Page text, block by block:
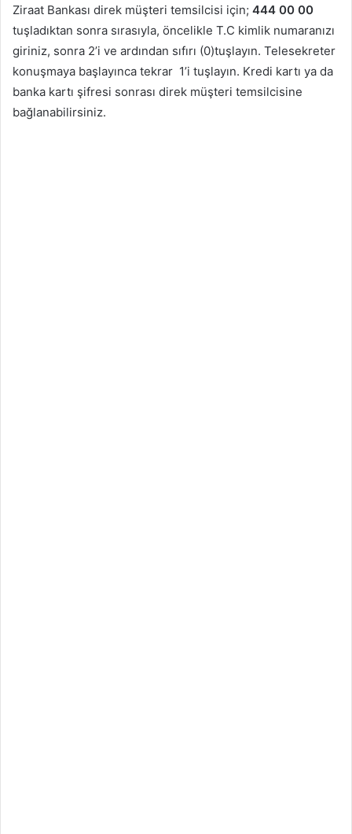
Ziraat Bankası direk müşteri temsilcisi için; 444 00 00
tuşladıktan sonra sırasıyla, öncelikle T.C kimlik numaranızı
giriniz, sonra 2’i ve ardından sıfırı (0)tuşlayın. Telesekreter
konuşmaya başlayınca tekrar 1’i tuşlayın. Kredi kartı ya da
banka kartı şifresi sonrası direk müşteri temsilcisine
bağlanabilirsiniz.